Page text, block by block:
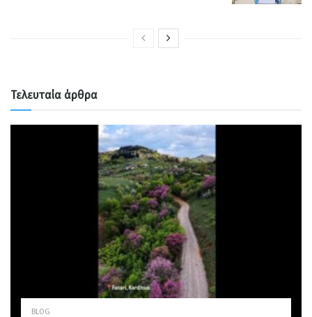
Τελευταία άρθρα
BLOG